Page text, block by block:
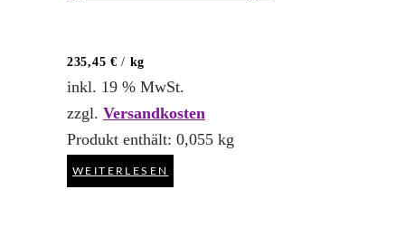
235,45 € / kg
inkl. 19 % MwSt.
zzgl. Versandkosten
Produkt enthält: 0,055 kg
WEITERLESEN